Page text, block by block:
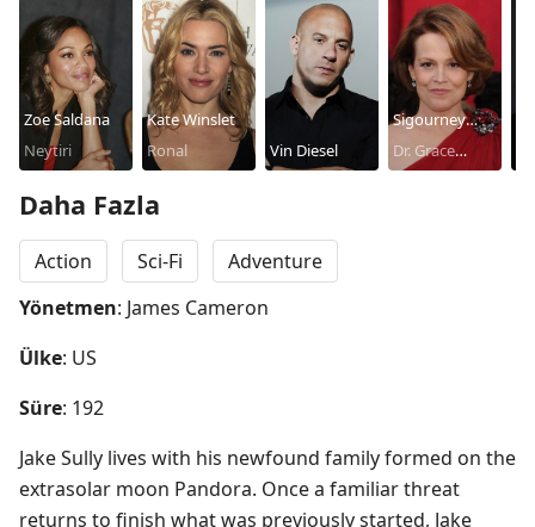
Zoe Saldana
Neytiri
Kate Winslet
Ronal
Vin Diesel
Sigourney
Weaver
Dr. Grace
Daha Fazla
Action Sci-Fi
Adventure
Yönetmen: James Cameron
Ülke: US
Süre: 192
Jake Sully lives with his newfound family formed on the
extrasolar moon Pandora. Once a familiar threat
returns to finish what was previously started, Jake